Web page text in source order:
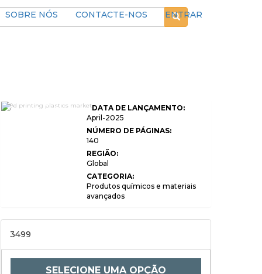
SOBRE NÓS CONTACTE-NOS
ENTRAR
3D Printing Plastics
Market Size, Share,
Aerospace,
Healthcare,
Consumer Goods,
Others), and
Regional Analysis,
DATA DE LANÇAMENTO:
April-2025
NÚMERO DE PÁGINAS:
140
REGIÃO:
Global
CATEGORIA:
Produtos químicos e materiais
avançados
3499
SELECIONE UMA OPÇÃO